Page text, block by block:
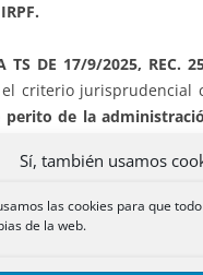
Sí, también usamos
las cookies para que
de la web.
TS DE 17/9/2025, REC.
criterio jurisprudencial
perito de la
al inmueble,salvo